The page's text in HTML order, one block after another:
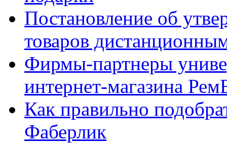
Постановление об
товаров
Фирмы-партнеры
интернет-магазина
Как правильно
Фаберлик